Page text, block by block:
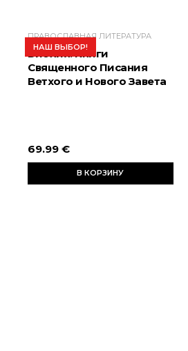
НАШ ВЫБОР!
ПРАВОСЛАВНАЯ ЛИТЕРАТУРА
Библия. Книги
Священного Писания
Ветхого и Нового Завета
69.99 €
В КОРЗИНУ